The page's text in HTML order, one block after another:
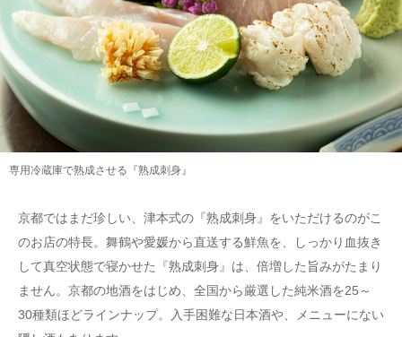
専用冷蔵庫で熟成させる『熟成刺身』
京都ではまだ珍しい、津本式の『熟成刺身』をいただけるのがこ
のお店の特長。舞鶴や愛媛から直送する鮮魚を、しっかり血抜き
して真空状態で寝かせた『熟成刺身』は、倍増した旨みがたまり
ません。京都の地酒をはじめ、全国から厳選した純米酒を25～
30種類ほどラインナップ。入手困難な日本酒や、メニューにない